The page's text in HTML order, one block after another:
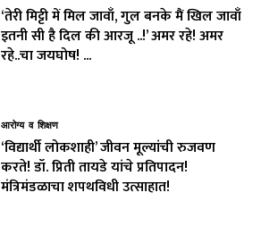
‘तेरी मिट्टी में मिल जावाँ, गुल बनके मैं खिल जावाँ
इतनी सी है दिल की आरजू ..!’ अमर रहे! अमर
रहे..चा जयघोष! ...
आरोग्य व शिक्षण
‘विद्यार्थी लोकशाही’ जीवन मूल्यांची रुजवण
करते! डॉ. प्रिती तायडे यांचे प्रतिपादन!
मंत्रिमंडळाचा शपथविधी उत्साहात!